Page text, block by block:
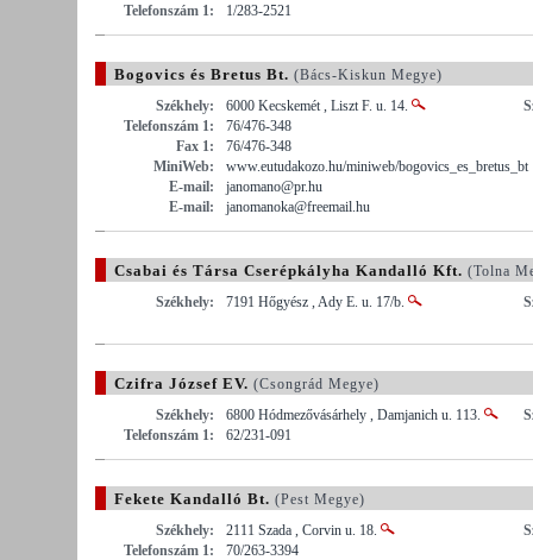
Telefonszám 1:
1/283-2521
Bogovics és Bretus Bt. (Bács-Kiskun Megye)
Székhely:
6000 Kecskemét , Liszt F. u. 14.
Telefonszám 1:
76/476-348
Fax 1:
76/476-348
MiniWeb:
www.eutudakozo.hu/miniweb/bogovics_es_bretus_bt
E-mail:
janomano@pr.hu
E-mail:
janomanoka@freemail.hu
Csabai és Társa Cserépkályha Kandalló Kft. (Tolna
Székhely:
7191 Hőgyész , Ady E. u. 17/b.
Czifra József EV. (Csongrád Megye)
Székhely:
6800 Hódmezővásárhely , Damjanich u. 113.
Telefonszám 1:
62/231-091
Fekete Kandalló Bt. (Pest Megye)
Székhely:
2111 Szada , Corvin u. 18.
Telefonszám 1:
70/263-3394